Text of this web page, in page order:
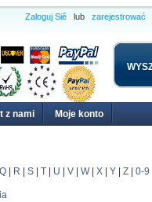
Zaloguj Siê lub zarejestrować
z nami Moje konto
Q R S T U V W| X Y Z 0-9